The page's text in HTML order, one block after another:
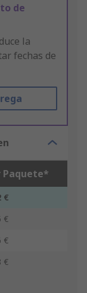
de
la
fechas de
Paquete*
€
€
€
€